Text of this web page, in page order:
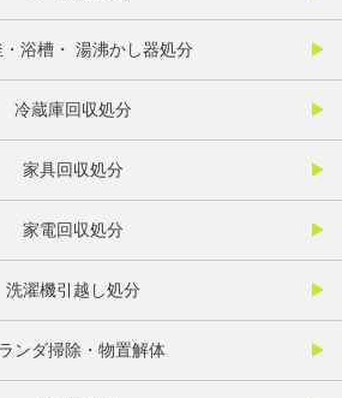
・浴槽・ 湯沸かし器処分
冷蔵庫回収処分
家具回収処分
家電回収処分
洗濯機引越し処分
ンダ掃除・物置解体